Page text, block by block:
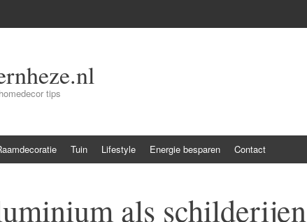
tips
Tuin Lifestyle Energie besparen Contact
als schilderijen